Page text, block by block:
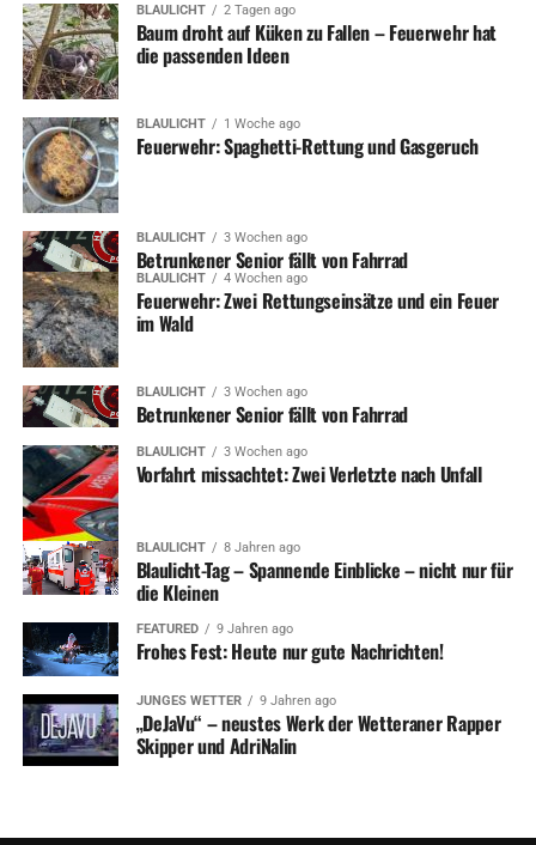
BLAULICHT 2 Tagen ago
Baum droht auf Küken zu Fallen – Feuerwehr hat
die passenden Ideen
BLAULICHT 1 Woche ago
Feuerwehr: Spaghetti-Rettung und Gasgeruch
BLAULICHT 3 Wochen ago
Betrunkener Senior fällt von Fahrrad
BLAULICHT 4 Wochen ago
Feuerwehr: Zwei Rettungseinsätze und ein Feuer
im Wald
BLAULICHT 3 Wochen ago
Betrunkener Senior fällt von Fahrrad
BLAULICHT 3 Wochen ago
Vorfahrt missachtet: Zwei Verletzte nach Unfall
BLAULICHT 8 Jahren ago
Blaulicht-Tag – Spannende Einblicke – nicht nur für
die Kleinen
FEATURED 9 Jahren ago
Frohes Fest: Heute nur gute Nachrichten!
JUNGES WETTER 9 Jahren ago
„DeJaVu“ – neustes Werk der Wetteraner Rapper
Skipper und AdriNalin